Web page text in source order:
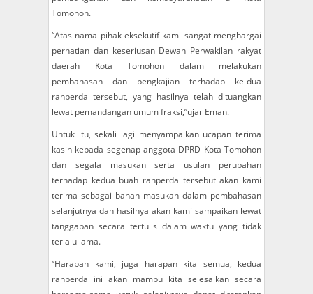
Tomohon.
“Atas nama pihak eksekutif kami sangat menghargai
perhatian dan keseriusan Dewan Perwakilan rakyat
daerah Kota Tomohon dalam melakukan
pembahasan dan pengkajian terhadap ke-dua
ranperda tersebut, yang hasilnya telah dituangkan
lewat pemandangan umum fraksi,”ujar Eman.
Untuk itu, sekali lagi menyampaikan ucapan terima
kasih kepada segenap anggota DPRD Kota Tomohon
dan segala masukan serta usulan perubahan
terhadap kedua buah ranperda tersebut akan kami
terima sebagai bahan masukan dalam pembahasan
selanjutnya dan hasilnya akan kami sampaikan lewat
tanggapan secara tertulis dalam waktu yang tidak
terlalu lama.
“Harapan kami, juga harapan kita semua, kedua
ranperda ini akan mampu kita selesaikan secara